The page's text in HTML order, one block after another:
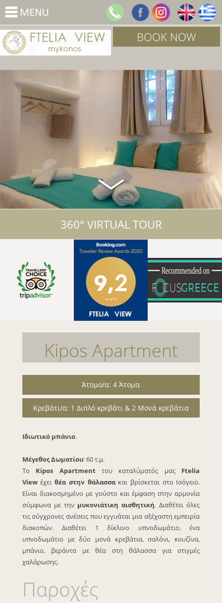
BOOK NOW
360° VIRTUAL TOUR
Kipos Apartment
Άτομο/α: 4 Άτομα
Κρεβάτι/α: 1 Διπλό κρεβάτι & 2 Mονά κρεβάτια
Ιδιωτικό μπάνιο.
Μέγεθος Δωματίου: 60 τ.μ.
Το Kipos Apartment του καταλύματός μας Ftelia
Viewέχειθέα στην θάλασσακαι βρίσκεται στο Ισόγειο.
Είναι διακοσμημένο με γούστο και έμφαση στην αρμονία
σύμφωνα με την μυκονιάτικη αισθητική. Διαθέτει όλες
τις σύγχρονες ανέσεις που εγγυάται μια αξέχαστη εμπειρία
διακοπών. Διαθέτει 1 δίκλινο υπνοδωμάτιο, ένα
υπνοδωμάτιο με δύο μονά κρεβάτια, σαλόνι, κουζίνα,
μπάνιο, βεράντα με θέα στη θάλασσα για στιγμές
χαλάρωσης.
Παροχές